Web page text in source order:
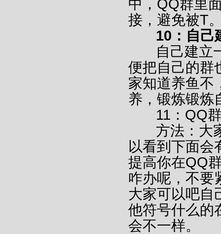
中，QQ群里
接，避免被T
10：自己
自己建立
便把自己的群
家知道养鱼不
养，锻炼锻炼
11：QQ
方法：大
以看到下面会
提高你在QQ
咋办呢，不要
大家可以吧自
他符号什么的
会不一样。